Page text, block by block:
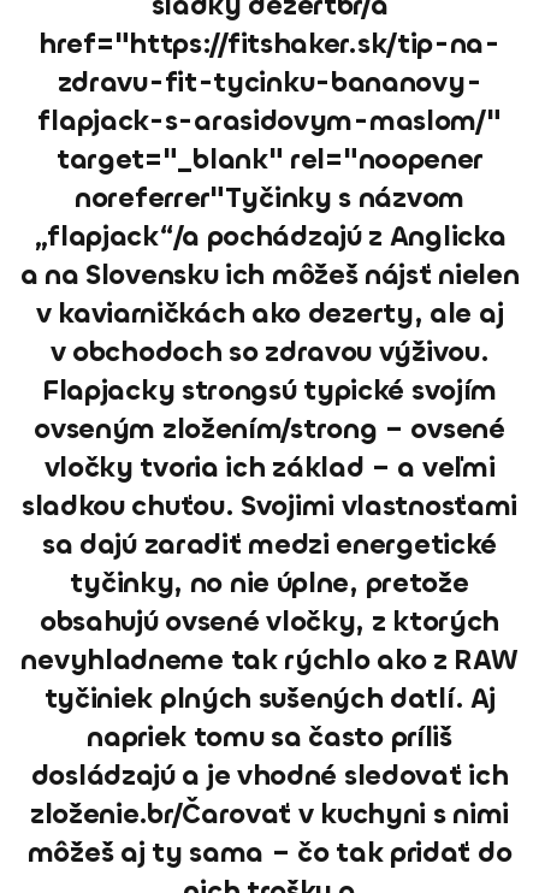
href="https://fitshaker.sk/tip-na-
zdravu-fit-tycinku-bananovy-
flapjack-s-arasidovym-maslom/"
target="_blank" rel="noopener
noreferrer"Tyčinky s názvom
„flapjack“/a pochádzajú z Anglicka
a na Slovensku ich môžeš nájsť nielen
v kaviarničkách ako dezerty, ale aj
v obchodoch so zdravou výživou.
Flapjacky strongsú typické svojím
ovseným zložením/strong – ovsené
vločky tvoria ich základ – a veľmi
sladkou chuťou. Svojimi vlastnosťami
sa dajú zaradiť medzi energetické
tyčinky, no nie úplne, pretože
obsahujú ovsené vločky, z ktorých
nevyhladneme tak rýchlo ako z RAW
tyčiniek plných sušených datlí. Aj
napriek tomu sa často príliš
dosládzajú a je vhodné sledovať ich
zloženie.br/Čarovať v kuchyni s nimi
môžeš aj ty sama – čo tak pridať do